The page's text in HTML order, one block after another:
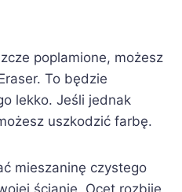
poplamione, możesz
To będzie
lekko. Jeśli jednak
uszkodzić farbę.
mieszaninę czystego
ścianie. Ocet rozbije